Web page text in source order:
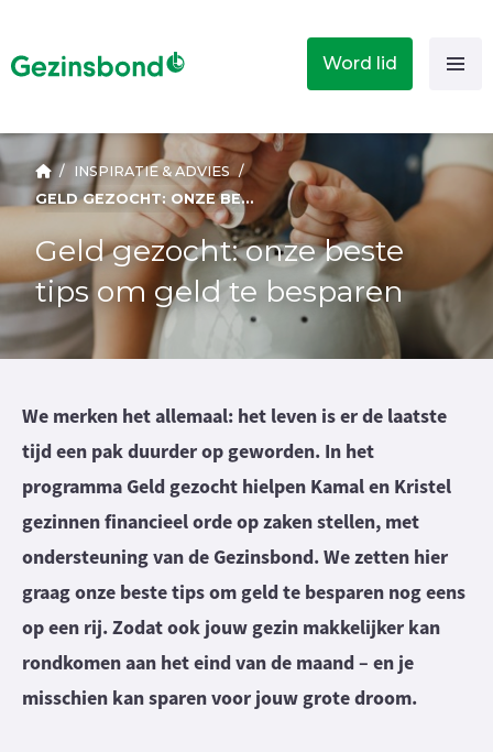
Word lid
/ INSPIRATIE & ADVIES /
GELD GEZOCHT: ONZE BESTE TIPS OM GELD TE BESPAREN
Geld gezocht: onze beste
tips om geld te besparen
We merken het allemaal: het leven is er de laatste
tijd een pak duurder op geworden. In het
programma Geld gezocht hielpen Kamal en Kristel
gezinnen financieel orde op zaken stellen, met
ondersteuning van de Gezinsbond. We zetten hier
graag onze beste tips om geld te besparen nog eens
op een rij. Zodat ook jouw gezin makkelijker kan
rondkomen aan het eind van de maand – en je
misschien kan sparen voor jouw grote droom.